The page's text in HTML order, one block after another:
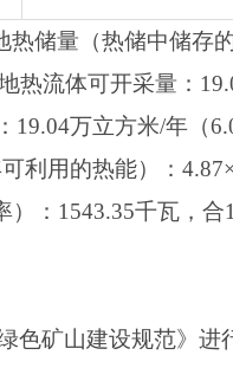
储量（热储中储存
热流体可开采量：
万立方米/年（
利用的热能）：
：1543.35千瓦，合
色矿山建设规范》进